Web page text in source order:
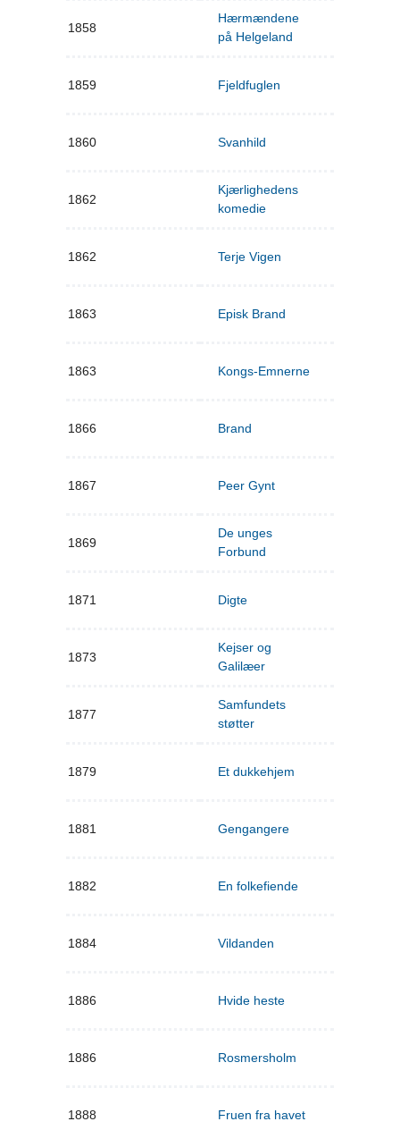
1858
Hærmændene
på Helgeland
1859 Fjeldfuglen
1860 Svanhild
1862
Kjærlighedens
komedie
1862 Terje Vigen
1863 Episk Brand
1863 Kongs-Emnerne
1866 Brand
1867 Peer Gynt
1869
De unges
Forbund
1871 Digte
1873
Kejser og
Galilæer
1877
Samfundets
støtter
1879 Et dukkehjem
1881 Gengangere
1882 En folkefiende
1884 Vildanden
1886 Hvide heste
1886 Rosmersholm
1888 Fruen fra havet